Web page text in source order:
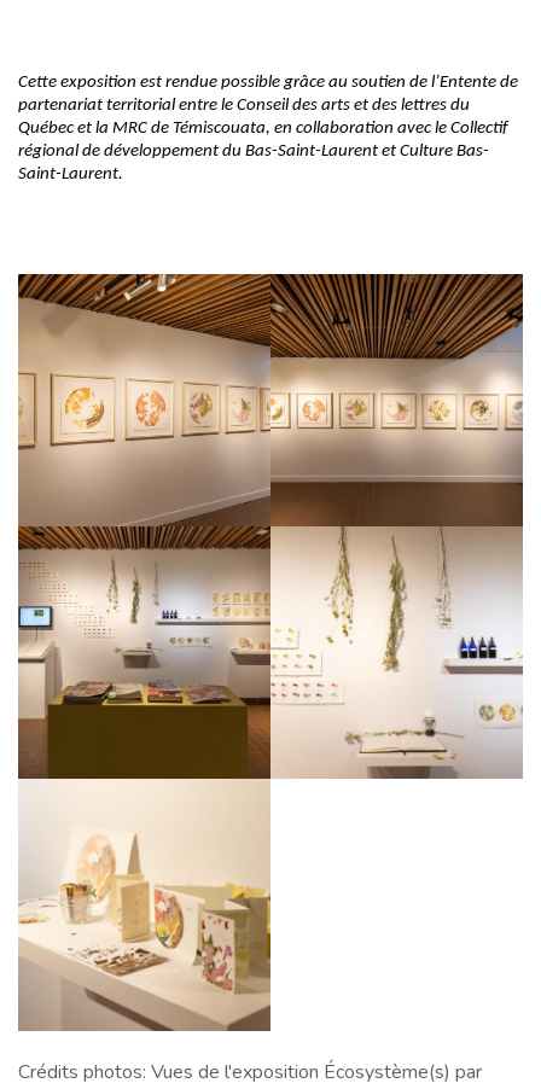
Cette exposition est rendue possible grâce au soutien de l’Entente de
partenariat territorial entre le Conseil des arts et des lettres du
Québec et la MRC de Témiscouata, en collaboration avec le Collectif
régional de développement du Bas-Saint-Laurent et Culture Bas-
Saint-Laurent.
Crédits photos: Vues de l'exposition Écosystème(s) par